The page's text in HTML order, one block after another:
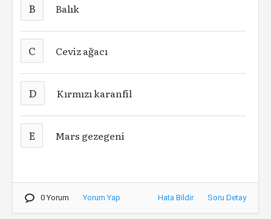
B Balık
C Ceviz ağacı
D Kırmızı karanfil
E Mars gezegeni
0 Yorum Yorum Yap Hata Bildir Soru Detay